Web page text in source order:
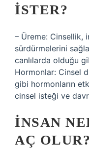
ISTER?
– Üreme: Cinsellik,
sürdürmelerini
canlılarda olduğu
Hormonlar: Cinsel
gibi hormonların
cinsel isteği ve
İNSAN
AÇ OLUR?